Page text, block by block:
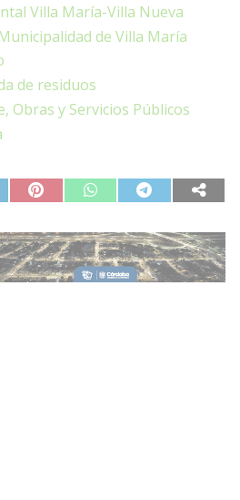
Villa María-Villa Nueva
de Villa María
de residuos
Obras y Servicios Públicos